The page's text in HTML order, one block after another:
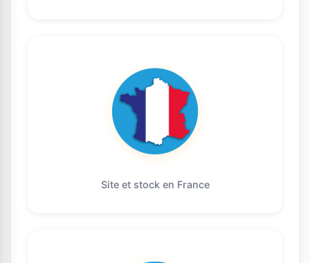
Site et stock en France